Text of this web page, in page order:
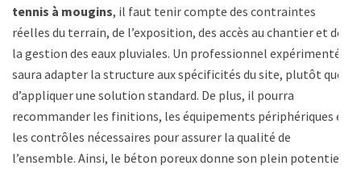
tennis à mougins, il faut tenir compte des contraintes
réelles du terrain, de l’exposition, des accès au chantier et de
la gestion des eaux pluviales. Un professionnel expérimenté
saura adapter la structure aux spécificités du site, plutôt que
d’appliquer une solution standard. De plus, il pourra
recommander les finitions, les équipements périphériques et
les contrôles nécessaires pour assurer la qualité de
l’ensemble. Ainsi, le béton poreux donne son plein potentiel